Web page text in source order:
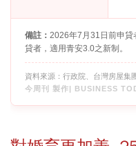
備註： 2026年7月31日前申貸
貸者，適用青安3.0之新制。
資料來源：行政院、台灣房屋集
今周刊 製作| BUSINESS